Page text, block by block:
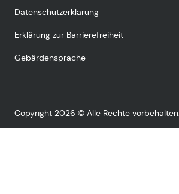
Datenschutzerklärung
Erklärung zur Barrierefreiheit
Gebärdensprache
Copyright 2026 © Alle Rechte vorbehalten.